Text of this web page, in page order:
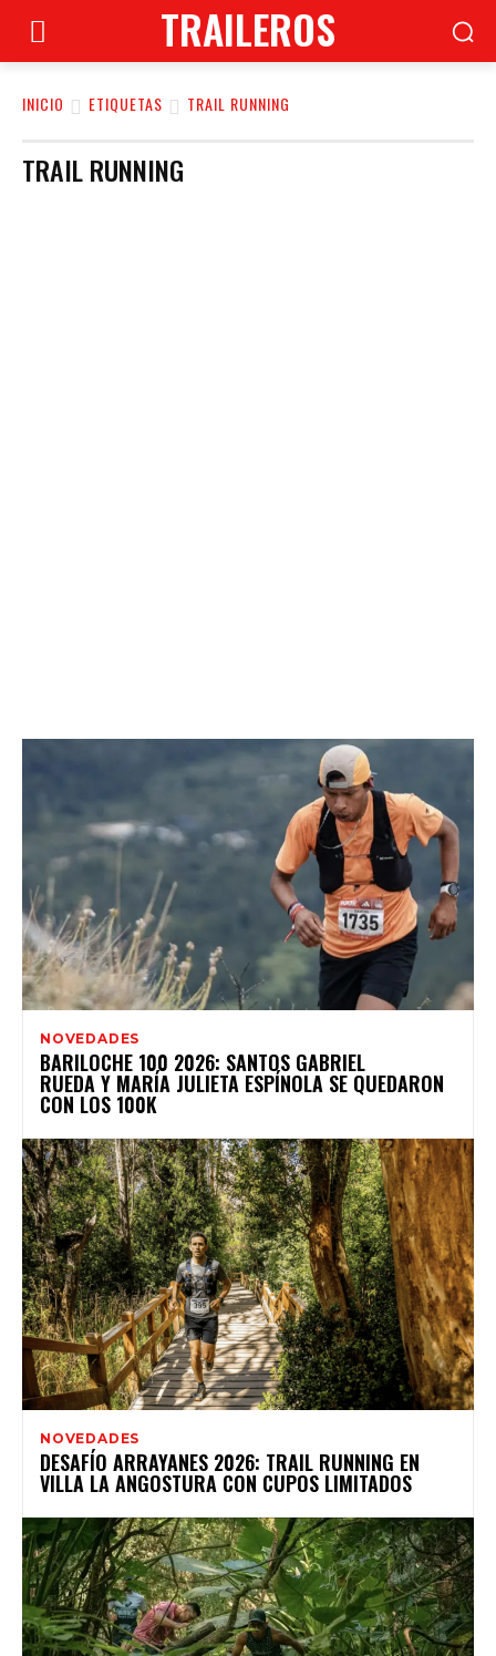
TRAILEROS
INICIO ETIQUETAS TRAIL RUNNING
TRAIL RUNNING
NOVEDADES
BARILOCHE 100 2026: SANTOS GABRIEL
RUEDA Y MARÍA JULIETA ESPÍNOLA SE QUEDARON
CON LOS 100K
NOVEDADES
DESAFÍO ARRAYANES 2026: TRAIL RUNNING EN
VILLA LA ANGOSTURA CON CUPOS LIMITADOS